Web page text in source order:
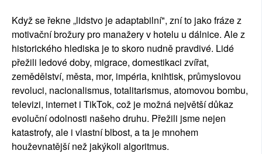
Když se řekne „lidstvo je adaptabilní", zní to jako fráze z
motivační brožury pro manažery v hotelu u dálnice. Ale z
historického hlediska je to skoro nudně pravdivé. Lidé
přežili ledové doby, migrace, domestikaci zvířat,
zemědělství, města, mor, impéria, knihtisk, průmyslovou
revoluci, nacionalismus, totalitarismus, atomovou bombu,
televizi, internet i TikTok, což je možná největší důkaz
evoluční odolnosti našeho druhu. Přežili jsme nejen
katastrofy, ale i vlastní blbost, a ta je mnohem
houževnatější než jakýkoli algoritmus.